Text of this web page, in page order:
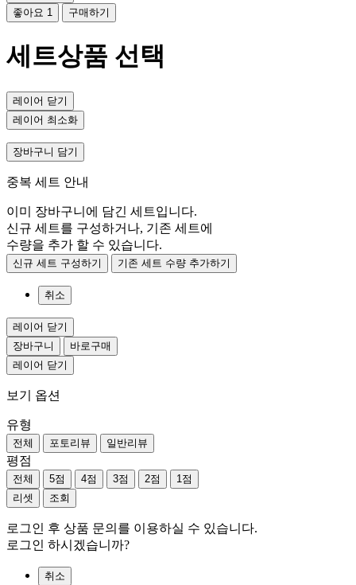
좋아요 1 구매하기
세트상품 선택
레이어 닫기
레이어 최소화
장바구니 담기
중복 세트 안내
이미 장바구니에 담긴 세트입니다.
신규 세트를 구성하거나, 기존 세트에
수량을 추가 할 수 있습니다.
신규 세트 구성하기 기존 세트 수량 추가하기
취소
레이어 닫기
장바구니
바로구매
레이어 닫기
보기 옵션
유형
전체 포토리뷰 일반리뷰
평점
전체 5점 4점 3점 2점
1점
리셋
조회
로그인 후 상품 문의를 이용하실 수 있습니다.
로그인 하시겠습니까?
취소